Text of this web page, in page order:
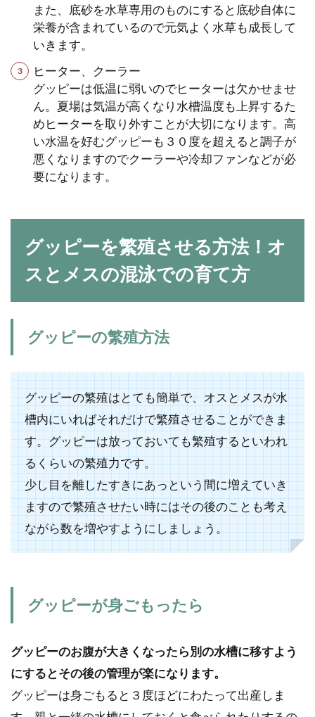
また、底砂を水草専用のものにすると底砂自体に
栄養が含まれているので元気よく水草も成長して
いきます。
ヒーター、クーラー
グッピーは低温に弱いのでヒーターは欠かせませ
ん。夏場は気温が高くなり水槽温度も上昇するた
めヒーターを取り外すことが大切になります。高
い水温を好むグッピーも３０度を超えると調子が
悪くなりますのでクーラーや冷却ファンなどが必
要になります。
グッピーを繁殖させる方法！オ
スとメスの混泳での育て方
グッピーの繁殖方法
グッピーの繁殖はとても簡単で、オスとメスが水
槽内にいればそれだけで繁殖させることができま
す。グッピーは放っておいても繁殖するといわれ
るくらいの繁殖力です。
少し目を離したすきにあっという間に増えていき
ますので繁殖させたい時にはその後のことも考え
ながら数を増やすようにしましょう。
グッピーが身ごもったら
グッピーのお腹が大きくなったら別の水槽に移すよう
にするとその後の管理が楽になります。
グッピーは身ごもると３度ほどにわたって出産しま